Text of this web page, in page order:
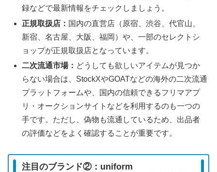
録などで最新情報をチェックしましょう。
正規取扱店： 国内の直営店（原宿、渋谷、代官山、
新宿、名古屋、大阪、福岡）や、一部のセレクトシ
ョップが正規取扱店となっています。
二次流通市場： どうしても欲しいアイテムが見つか
らない場合は、StockXやGOATなどの海外の二次流通
プラットフォームや、国内の信頼できるフリマアプ
リ・オークションサイトなどを利用するのも一つの
手です。ただし、偽物も流通しているため、出品者
の評価などをよく確認することが重要です。
注目のブランド②：uniform